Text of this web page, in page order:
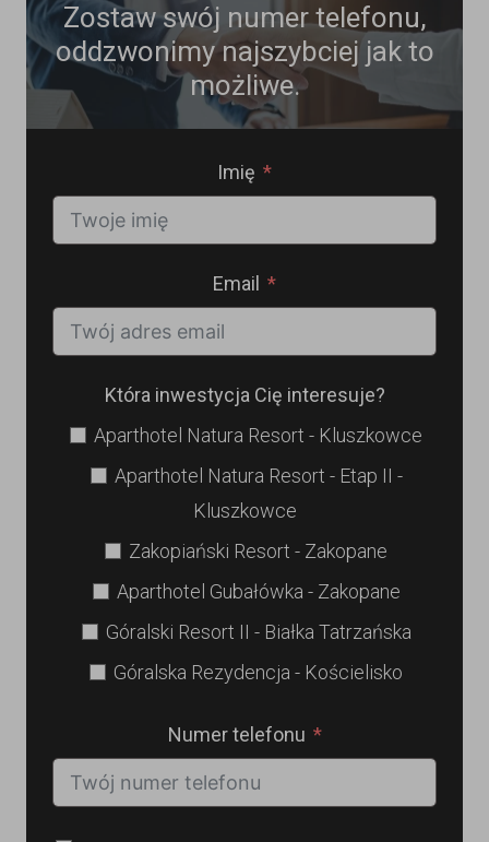
Zostaw swój numer telefonu,
oddzwonimy najszybciej jak to
możliwe.
Imię
Email
Która inwestycja Cię interesuje?
Aparthotel Natura Resort - Kluszkowce
Aparthotel Natura Resort - Etap II -
Kluszkowce
Zakopiański Resort - Zakopane
Aparthotel Gubałówka - Zakopane
Góralski Resort II - Białka Tatrzańska
Góralska Rezydencja - Kościelisko
Numer telefonu